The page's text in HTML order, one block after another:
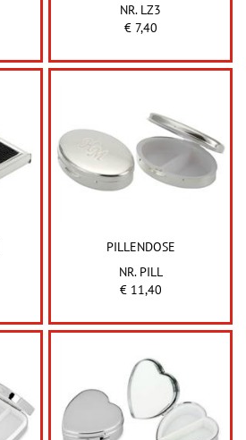
NR. LZ3
€ 7,40
PILLENDOSE
NR. PILL
€ 11,40